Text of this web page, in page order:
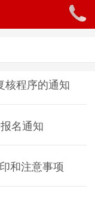
核程序的通知
名通知
和注意事项